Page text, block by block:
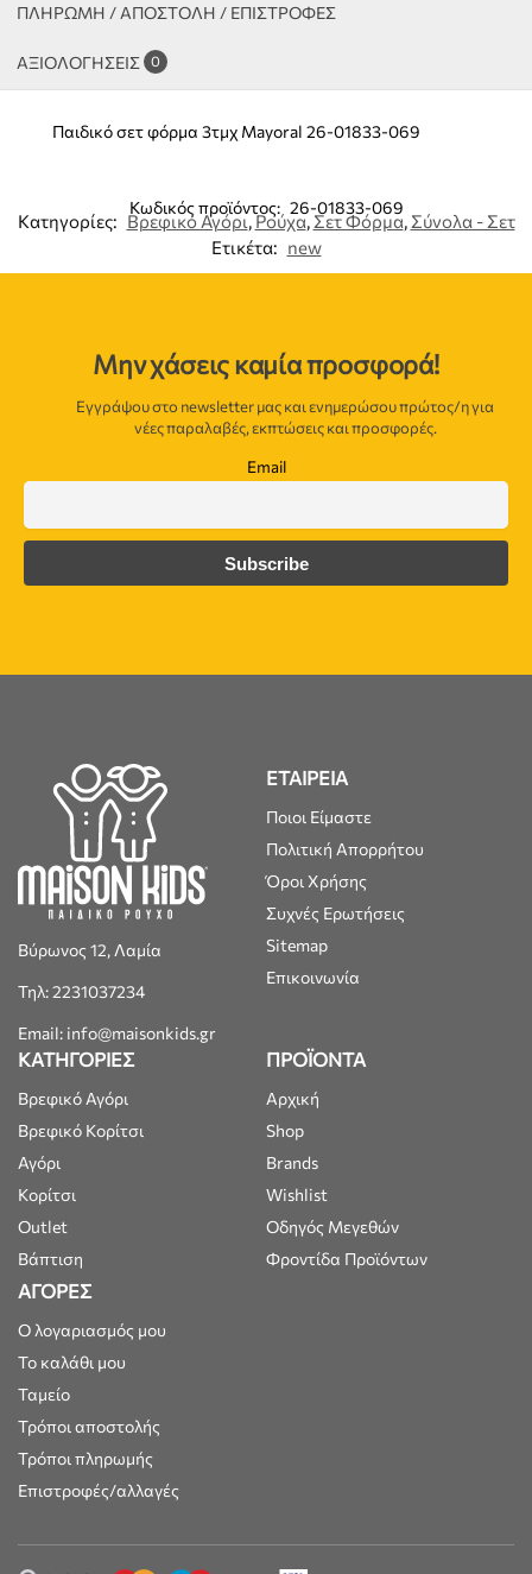
ΠΛΗΡΩΜΗ / ΑΠΟΣΤΟΛΗ / ΕΠΙΣΤΡΟΦΕΣ
ΑΞΙΟΛΟΓΉΣΕΙΣ 0
Παιδικό σετ φόρμα 3τμχ Mayoral 26-01833-069
Κωδικός προϊόντος: 26-01833-069
Κατηγορίες: Βρεφικό Αγόρι,Ρούχα, Σετ Φόρμα, Σύνολα - Σετ
Ετικέτα: new
Μην χάσεις καμία προσφορά!
Εγγράψου στο newsletter μας και ενημερώσου πρώτος/η για
νέες παραλαβές, εκπτώσεις και προσφορές.
Email
Βύρωνος 12, Λαμία
Τηλ: 2231037234
Email: info@maisonkids.gr
ΕΤΑΙΡΕΙΑ
Ποιοι Είμαστε
Πολιτική Απορρήτου
Όροι Χρήσης
Συχνές Ερωτήσεις
Sitemap
Επικοινωνία
ΚΑΤΗΓΟΡΙΕΣ
Βρεφικό Αγόρι
Βρεφικό Κορίτσι
Αγόρι
Κορίτσι
Outlet
Βάπτιση
ΠΡΟΪΟΝΤΑ
Αρχική
Shop
Brands
Wishlist
Οδηγός Μεγεθών
Φροντίδα Προϊόντων
ΑΓΟΡΕΣ
Ο λογαριασμός μου
Το καλάθι μου
Ταμείο
Τρόποι αποστολής
Τρόποι πληρωμής
Επιστροφές/αλλαγές